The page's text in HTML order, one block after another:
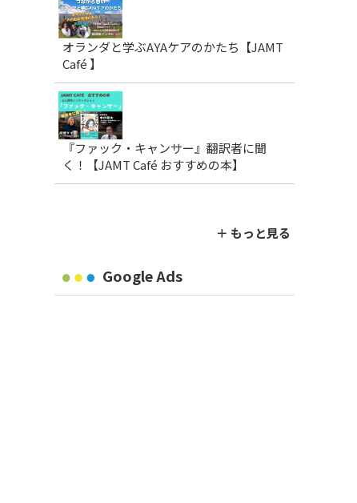
オランダと学ぶAYAケアのかたち【JAMT
Café 】
『ファック・キャンサー』翻訳者に聞
く！【JAMT Café おすすめの本】
＋ もっと見る
Google Ads